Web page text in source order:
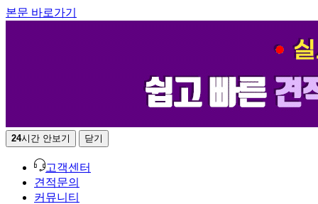
본문 바로가기
24시간 안보기 닫기
고객센터
견적문의
커뮤니티